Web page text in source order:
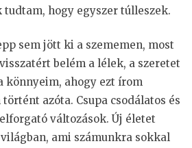
tudtam, hogy egyszer túlleszek.
sem jött ki a szememen, most
belém a lélek, a szeretet
könnyeim, ahogy ezt írom
azóta. Csupa csodálatos és
változások. Új életet
ami számunkra sokkal